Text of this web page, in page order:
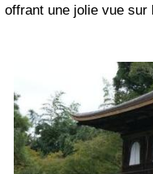
offrant une jolie vue sur